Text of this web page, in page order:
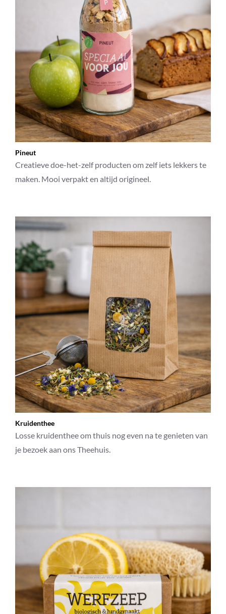
Pineut
Creatieve doe-het-zelf producten om zelf iets lekkers te
maken. Mooi verpakt en altijd origineel.
Kruidenthee
Losse kruidenthee om thuis nog even na te genieten van
je bezoek aan ons Theehuis.